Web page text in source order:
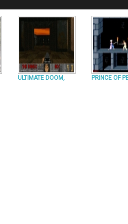
ULTIMATE DOOM, PRINCE OF